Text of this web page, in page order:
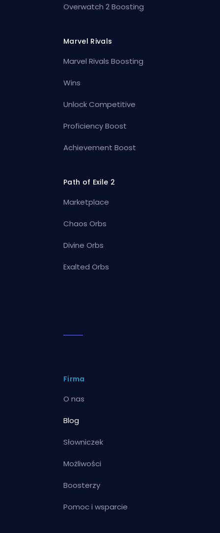
Overwatch 2 Boosting
Marvel Rivals
Marvel Rivals Boosting
Wins
Unlock Competitive
Proficiency Boost
Achievement Boost
Path of Exile 2
Marketplace
Chaos Orbs
Divine Orbs
Exalted Orbs
Firma
O nas
Blog
Słowniczek
Możliwości
Boosterzy
Pomoc i wsparcie